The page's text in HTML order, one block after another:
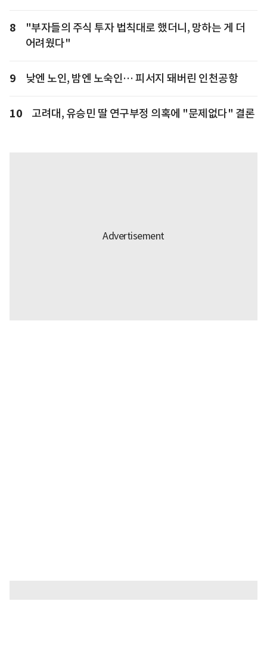
8
"부자들의 주식 투자 법칙대로 했더니, 망하는 게 더
어려웠다"
9 낮엔 노인, 밤엔 노숙인… 피서지 돼버린 인천공항
10 고려대, 유승민 딸 연구부정 의혹에 "문제없다" 결론